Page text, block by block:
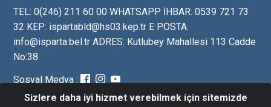
TEL: 0(246) 211 60 00 WHATSAPP İHBAR: 0539 721 73
32 KEP: ispartabld@hs03.kep.tr E POSTA:
info@isparta.bel.tr ADRES: Kutlubey Mahallesi 113 Cadde
No:38
Sosyal Medya :
Sizlere daha iyi hizmet verebilmek için sitemizde